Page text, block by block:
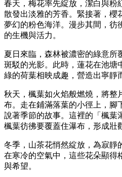
春天，梅花率先綻放，潔白與粉
散發出淡雅的芳香。緊接著，櫻
夢幻的粉色海洋。漫步其間，彷
的生機與活力。
夏日來臨，森林被濃密的綠意所
斑駁的光影。此時，蓮花在池塘
綠的荷葉相映成趣，營造出寧靜
秋天，楓葉如火焰般燃燒，將整
布。走在鋪滿落葉的小徑上，腳
說著季節的故事。這裡的「楓葉
楓葉彷彿要覆蓋住瀑布，形成壯
冬季，山茶花悄然綻放，為寂靜
在寒冷的空氣中，這些花朵顯得
與希望。